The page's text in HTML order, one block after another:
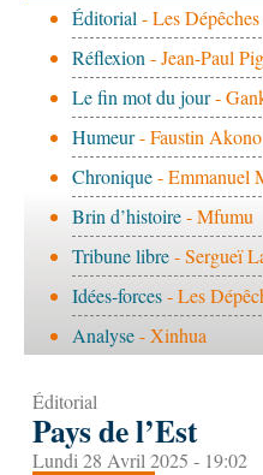
Éditorial- Les
Réflexion- Jean-Paul
Le fin mot du jour-
Humeur- Faustin Akono
Chronique- Emmanuel
Brin d’histoire- Mfumu
Tribune libre- Sergueï
Idées-forces- Les
Analyse- Xinhua
Éditorial
Pays de l’Est
Lundi 28 Avril 2025 - 19:02